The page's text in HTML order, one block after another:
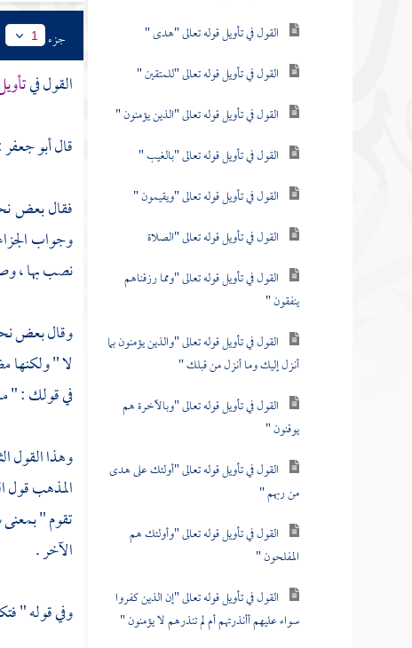
القول في تأويل قوله تعالى "هدى "
القول في تأويل قوله تعالى "للمتقين "
القول في تأويل قوله تعالى "الذين يؤمنون "
القول في تأويل قوله تعالى "بالغيب "
القول في تأويل قوله تعالى "ويقيمون "
القول في تأويل قوله تعالى "الصلاة
القول في تأويل قوله تعالى "ومما رزقناهم
ينفقون "
القول في تأويل قوله تعالى "والذين يؤمنون بما
أنزل إليك وما أنزل من قبلك "
القول في تأويل قوله تعالى "وبالآخرة هم
يوقنون "
القول في تأويل قوله تعالى "أولئك على هدى
من ربهم "
القول في تأويل قوله تعالى "وأولئك هم
المفلحون "
القول في تأويل قوله تعالى "إن الذين كفروا
سواء عليهم أأنذرتهم أم لم تنذرهم لا يؤمنون "
جزء 1
القول في
قالأبو
فقال بعض
وجواب
نصب بها ،
وقال بعض
لا " ولكنها
في قولك : "
وهذا القول
المذهب قول
تقوم "
الآخر .
وفي قوله "